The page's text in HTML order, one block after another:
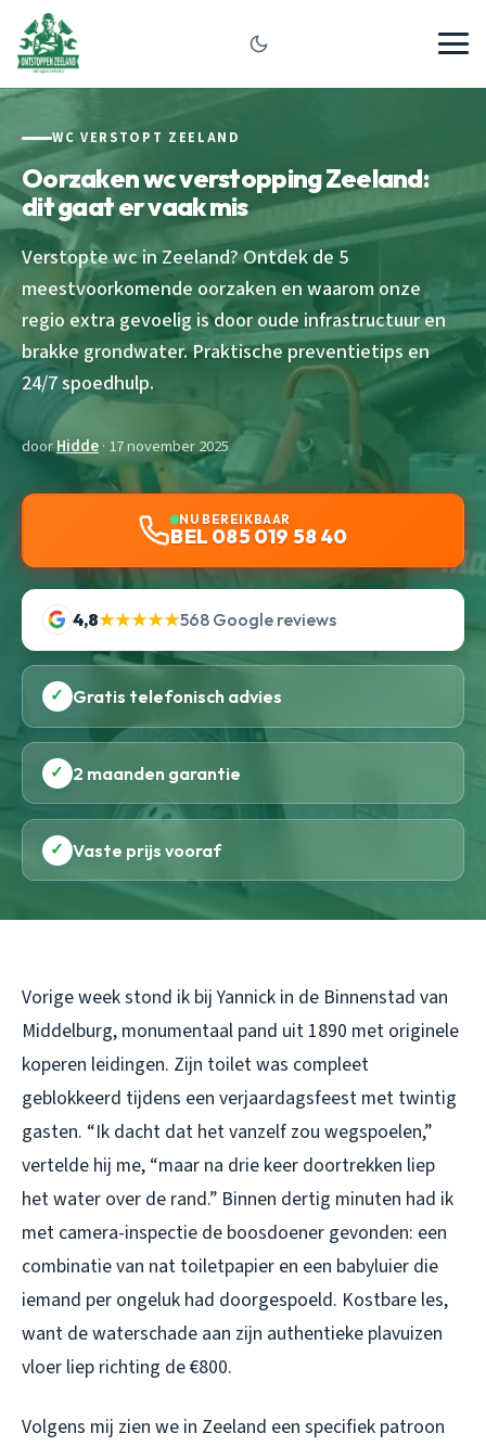
WC VERSTOPT ZEELAND
Oorzaken wc verstopping Zeeland:
dit gaat er vaak mis
Verstopte wc in Zeeland? Ontdek de 5
meestvoorkomende oorzaken en waarom onze
regio extra gevoelig is door oude infrastructuur en
brakke grondwater. Praktische preventietips en
24/7 spoedhulp.
doorHidde· 17 november 2025
NU BEREIKBAAR
BEL 085 019 58 40
4,8★★★★★568 Google reviews
✓ Gratis telefonisch advies
✓ 2 maanden garantie
✓ Vaste prijs vooraf
Vorige week stond ik bij Yannick in de Binnenstad van
Middelburg, monumentaal pand uit 1890 met originele
koperen leidingen. Zijn toilet was compleet
geblokkeerd tijdens een verjaardagsfeest met twintig
gasten. “Ik dacht dat het vanzelf zou wegspoelen,”
vertelde hij me, “maar na drie keer doortrekken liep
het water over de rand.” Binnen dertig minuten had ik
met camera-inspectie de boosdoener gevonden: een
combinatie van nat toiletpapier en een babyluier die
iemand per ongeluk had doorgespoeld. Kostbare les,
want de waterschade aan zijn authentieke plavuizen
vloer liep richting de €800.
Volgens mij zien we in Zeeland een specifiek patroon